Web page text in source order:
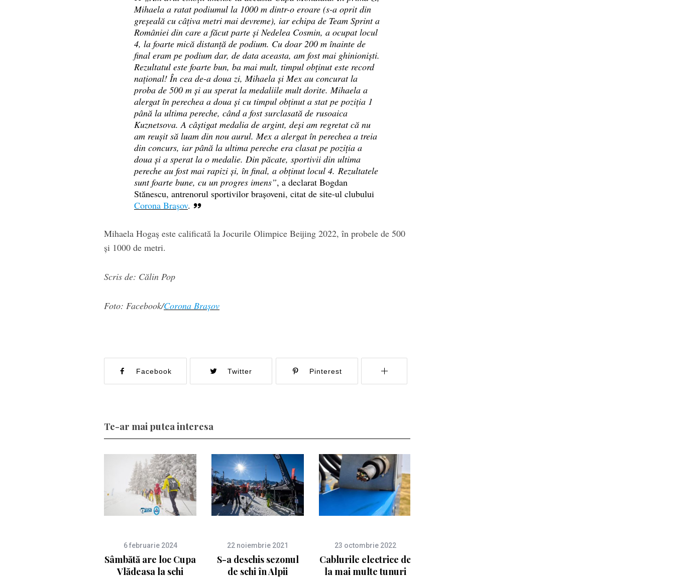
Mihaela a ratat podiumul la 1000 m dintr-o eroare (s-a oprit din
greșeală cu câțiva metri mai devreme), iar echipa de Team Sprint a
României din care a făcut parte și Nedelea Cosmin, a ocupat locul
4, la foarte mică distanță de podium. Cu doar 200 m înainte de
final eram pe podium dar, de data aceasta, am fost mai ghinioniști.
Rezultatul este foarte bun, ba mai mult, timpul obținut este record
național! În cea de-a doua zi, Mihaela și Mex au concurat la
proba de 500 m și au sperat la medaliile mult dorite. Mihaela a
alergat în perechea a doua și cu timpul obținut a stat pe poziția 1
până la ultima pereche, când a fost surclasată de rusoaica
Kuznetsova. A câștigat medalia de argint, deși am regretat că nu
am reușit să luam din nou aurul. Mex a alergat în perechea a treia
din concurs, iar până la ultima pereche era clasat pe poziția a
doua și a sperat la o medalie. Din păcate, sportivii din ultima
pereche au fost mai rapizi și, în final, a obținut locul 4. Rezultatele
sunt foarte bune, cu un progres imens”, a declarat Bogdan
Stănescu, antrenorul sportivilor brașoveni, citat de site-ul clubului
Corona Brașov.
Mihaela Hogaș este calificată la Jocurile Olimpice Beijing 2022, în probele de 500
și 1000 de metri.
Scris de: Călin Pop
Foto: Facebook/Corona Brașov
Facebook Twitter Pinterest
Te-ar mai putea interesa
6 februarie 2024
Sâmbătă are loc Cupa
Vlădeasa la schi
22 noiembrie 2021
S-a deschis sezonul
de schi în Alpii
23 octombrie 2022
Cablurile electrice de
la mai multe tunuri